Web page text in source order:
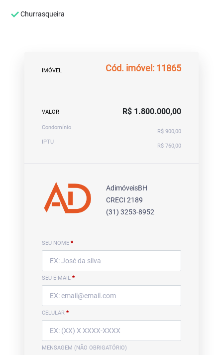
Churrasqueira
IMÓVEL Cód. imóvel: 11865
VALOR R$ 1.800.000,00
Condomínio
R$ 900,00
IPTU
R$ 760,00
AdimóveisBH
CRECI 2189
(31) 3253-8952
SEU NOME *
SEU E-MAIL *
CELULAR *
MENSAGEM (NÃO OBRIGATÓRIO)